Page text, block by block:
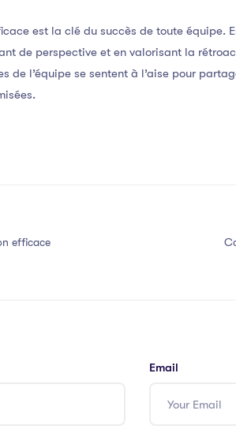
est la clé du succès de toute équipe.
de perspective et en valorisant la
de l’équipe se sentent à l’aise pour
efficace
Email